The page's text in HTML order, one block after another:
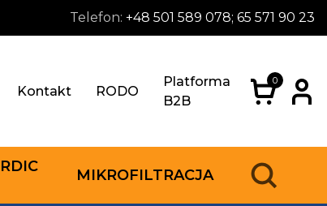
Telefon: +48 501 589 078; 65 571 90 23
Kontakt RODO
Platforma
B2B
0
MIKROFILTRACJA